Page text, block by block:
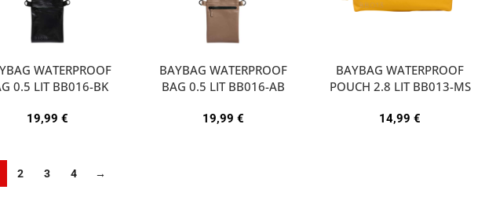
WATERPROOF
0.5 LIT BB016-BK
19,99 €
BAYBAG WATERPROOF
BAG 0.5 LIT BB016-AB
19,99€
BAYBAG WATERPROOF
POUCH 2.8 LIT BB013-MS
14,99€
2 3 4 →